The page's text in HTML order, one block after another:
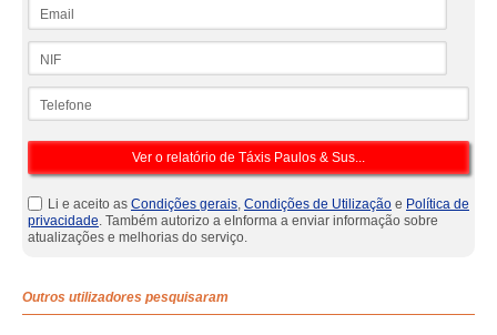
Li e aceito as Condições gerais, Condições de Utilização e Política de
privacidade. Também autorizo a eInforma a enviar informação sobre
atualizações e melhorias do serviço.
Outros utilizadores pesquisaram